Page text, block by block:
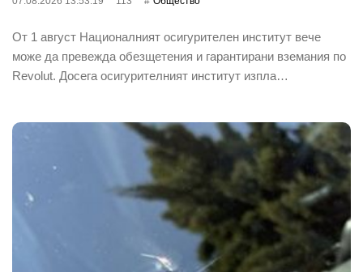
От 1 август Националният осигурителен институт вече
може да превежда обезщетения и гарантирани вземания по
Revolut. Досега осигурителният институт изпла…